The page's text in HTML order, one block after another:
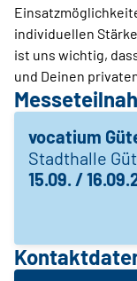
individuellen
ist uns wichtig,
und Deinen
vocatium
Stadthalle
15.09. /